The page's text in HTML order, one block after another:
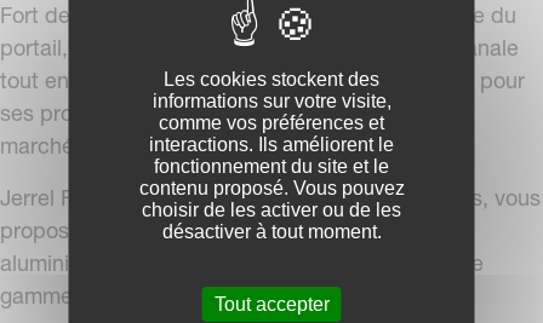
Fort de ses 40 ans d'expérience dans le domaine du
portail, Jerrel vous apporte une fabrication artisanale
tout en utilisant une logistique d'industrialisation pour
ses produits afin de répondre à la demande du
marché.
Jerrel Fabricant de Portails, Portillons et Clôtures, vous
propose une gamme Aluminium contemporain,
aluminium traditionnel, aluminium privilège et une
gamme pvc.
Les cookies stockent des
informations sur votre visite,
comme vos préférences et
interactions. Ils améliorent le
fonctionnement du site et le
contenu proposé. Vous pouvez
choisir de les activer ou de les
désactiver à tout moment.
Tout accepter